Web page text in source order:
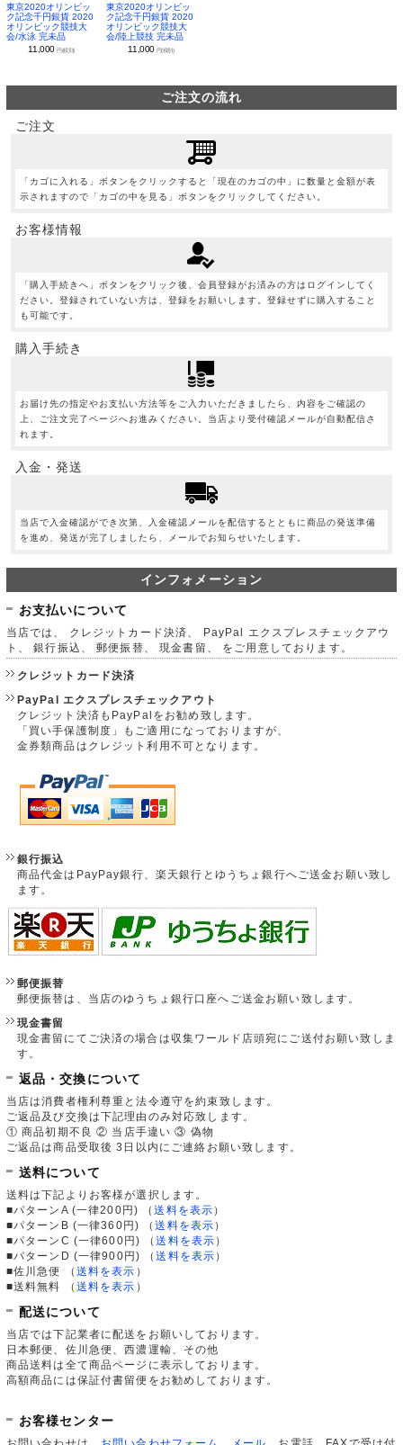
東京2020オリンピッ
ク記念千円銀貨 2020
オリンピック競技大
会/水泳 完未品
11,000円(税別)
東京2020オリンピッ
ク記念千円銀貨 2020
オリンピック競技大
会/陸上競技 完未品
11,000 円(税別)
ご注文の流れ
ご注文
「カゴに入れる」ボタンをクリックすると「現在のカゴの中」に数量と金額が表
示されますので「カゴの中を見る」ボタンをクリックしてください。
お客様情報
「購入手続きへ」ボタンをクリック後、会員登録がお済みの方はログインしてく
ださい。登録されていない方は、登録をお願いします。登録せずに購入すること
も可能です。
購入手続き
お届け先の指定やお支払い方法等をご入力いただきましたら、内容をご確認の
上、ご注文完了ページへお進みください。当店より受付確認メールが自動配信さ
れます。
入金・発送
当店で入金確認ができ次第、入金確認メールを配信するとともに商品の発送準備
を進め、発送が完了しましたら、メールでお知らせいたします。
インフォメーション
お支払いについて
当店では、 クレジットカード決済、 PayPal エクスプレスチェックアウ
ト、 銀行振込、 郵便振替、 現金書留、 をご用意しております。
クレジットカード決済
PayPal エクスプレスチェックアウト
クレジット決済もPayPalをお勧め致します。
「買い手保護制度」もご適用になっておりますが、
金券類商品はクレジット利用不可となります。
銀行振込
商品代金はPayPay銀行、楽天銀行とゆうちょ銀行へご送金お願い致し
ます。
郵便振替
郵便振替は、当店のゆうちょ銀行口座へご送金お願い致します。
現金書留
現金書留にてご決済の場合は収集ワールド店頭宛にご送付お願い致しま
す。
返品・交換について
当店は消費者権利尊重と法令遵守を約束致します。
ご返品及び交換は下記理由のみ対応致します。
① 商品初期不良 ② 当店手違い ③ 偽物
ご返品は商品受取後 3日以内にご連絡お願い致します。
送料について
送料は下記よりお客様が選択します。
■パターンA (一律200円)
（送料を表示 ）
■パターンB (一律360円)
（送料を表示 ）
■パターンC (一律600円)
（送料を表示 ）
■パターンD (一律900円)
（送料を表示 ）
■佐川急便
（ 送料を表示 ）
■送料無料
（ 送料を表示 ）
配送について
当店では下記業者に配送をお願いしております。
日本郵便、佐川急便、西濃運輸、その他
商品送料は全て商品ページに表示しております。
高額商品には保証付書留便をお勧めしております。
お客様センター
お問い合わせは、 お問い合わせフォーム メール 、お電話、FAXで受け付